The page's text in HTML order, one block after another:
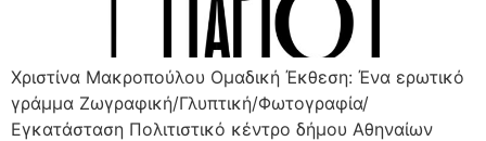
Χριστίνα Μακροπούλου Ομαδική Έκθεση: Ένα ερωτικό
γράμμα Ζωγραφική/Γλυπτική/Φωτογραφία/
Εγκατάσταση Πολιτιστικό κέντρο δήμου Αθηναίων